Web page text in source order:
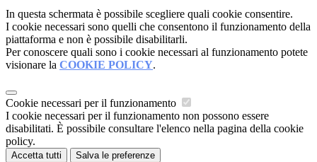
In questa schermata è possibile scegliere quali cookie consentire.
I cookie necessari sono quelli che consentono il funzionamento della
piattaforma e non è possibile disabilitarli.
Per conoscere quali sono i cookie necessari al funzionamento potete
visionare la COOKIE POLICY.
Cookie necessari per il funzionamento
I cookie necessari per il funzionamento non possono essere
disabilitati. È possibile consultare l'elenco nella pagina della cookie
policy.
Accetta tutti Salva le preferenze